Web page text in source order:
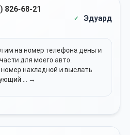
826-68-21
Эдуард
им на номер телефона деньги
для моего авто.
накладной и выслать
... →